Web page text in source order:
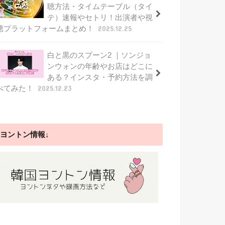
聴方法・タイムテーブル（タイ
テ）速報やセトリ！出演者や視
プラットフォームまとめ！
2025.12.25
白と黒のスプーン2 ｜ソンジョ
ンウォンの年齢やお店はどこに
ある？インスタ・予約方法を調
てみた！
2025.12.23
ヨントン情報↓